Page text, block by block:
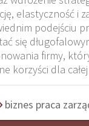
elastyczność i
podejściu
się
firmy,
korzyści dla
biznes praca